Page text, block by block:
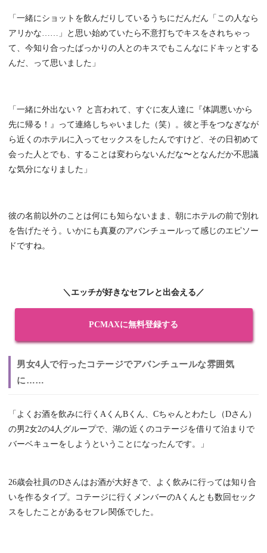
「一緒にショットを飲んだりしているうちにだんだん「この人なら
アリかな……」と思い始めていたら不意打ちでキスをされちゃっ
て、今知り合ったばっかりの人とのキスでもこんなにドキッとする
んだ、って思いました」
「一緒に外出ない？ と言われて、すぐに友人達に『体調悪いから
先に帰る！』って連絡しちゃいました（笑）。彼と手をつなぎなが
ら近くのホテルに入ってセックスをしたんですけど、その日初めて
会った人とでも、することは変わらないんだな〜となんだか不思議
な気分になりました」
彼の名前以外のことは何にも知らないまま、朝にホテルの前で別れ
を告げたそう。いかにも真夏のアバンチュールって感じのエピソー
ドですね。
＼エッチが好きなセフレと出会える／
PCMAXに無料登録する
男女4人で行ったコテージでアバンチュールな雰囲気
に……
「よくお酒を飲みに行くAくんBくん、Cちゃんとわたし（Dさん）
の男2女2の4人グループで、湖の近くのコテージを借りて泊まりで
バーベキューをしようということになったんです。」
26歳会社員のDさんはお酒が大好きで、よく飲みに行っては知り合
いを作るタイプ。コテージに行くメンバーのAくんとも数回セック
スをしたことがあるセフレ関係でした。